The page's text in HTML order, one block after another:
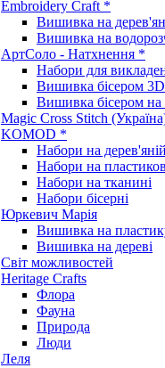
Embroidery Craft *
Вишивка на
Вишивка на
АртСоло - Натхнення *
Набори для
Вишивка бісером
Вишивка бісером на
Magic Cross Stitch
KOMOD *
Набори на
Набори на
Набори на тканині
Набори бісерні
Юркевич Марія
Вишивка на
Вишивка на дереві
Світ можливостей
Heritage Crafts
Флора
Фауна
Природа
Люди
Леля